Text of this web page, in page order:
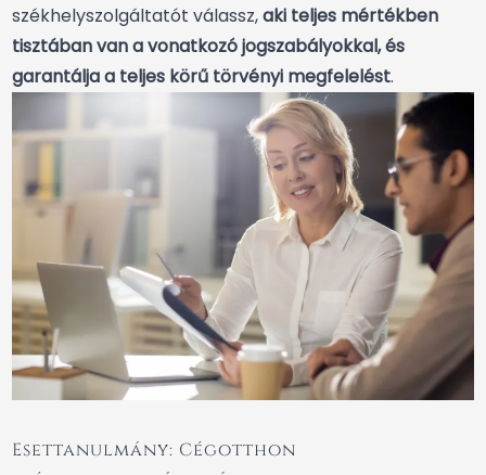
székhelyszolgáltatót válassz,aki teljes mértékben
tisztában van a vonatkozó jogszabályokkal, és
garantálja a teljes körű törvényi megfelelést.
Esettanulmány: Cégotthon